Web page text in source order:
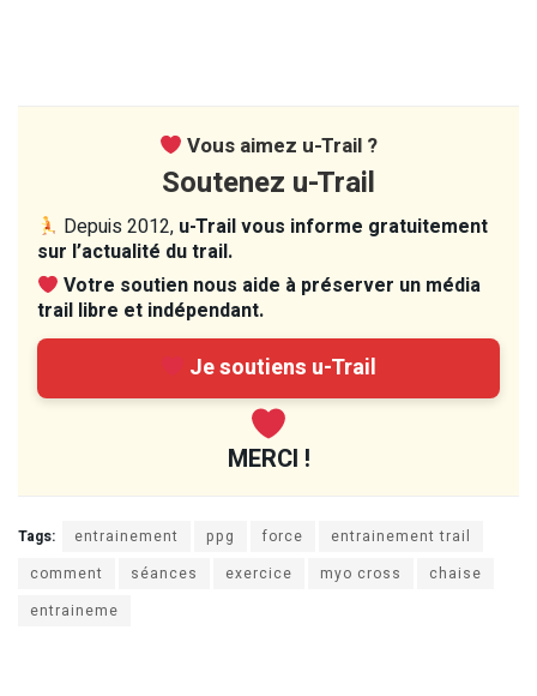
Vous aimez u-Trail ?
Soutenez u-Trail
Depuis 2012, u-Trail vous informe gratuitement
sur l’actualité du trail.
Votre soutien nous aide à préserver un média
trail libre et indépendant.
Je soutiens u-Trail
MERCI !
Tags: entrainement ppg force
entrainement trail
comment
séances exercice myo cross
chaise
entraineme